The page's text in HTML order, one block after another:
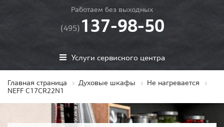
Работаем без выходных
(495) 137-98-50
Услуги сервисного центра
Главная страница Духовые шкафы
Не нагревается
NEFF C17CR22N1